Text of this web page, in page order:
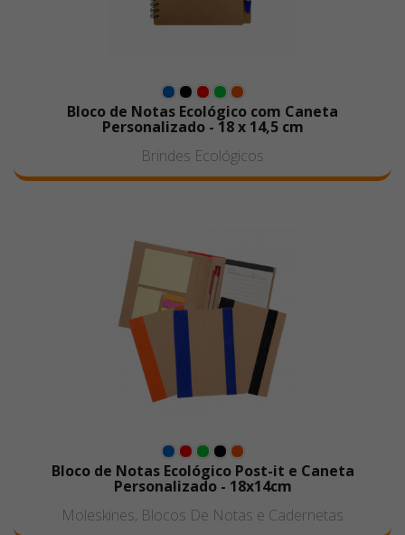
Bloco de Notas Ecológico com Caneta
Personalizado - 18 x 14,5 cm
Brindes Ecológicos
Bloco de Notas Ecológico Post-it e Caneta
Personalizado - 18x14cm
Moleskines, Blocos De Notas e Cadernetas